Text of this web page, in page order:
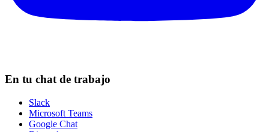
En tu chat de trabajo
Slack
Microsoft Teams
Google Chat